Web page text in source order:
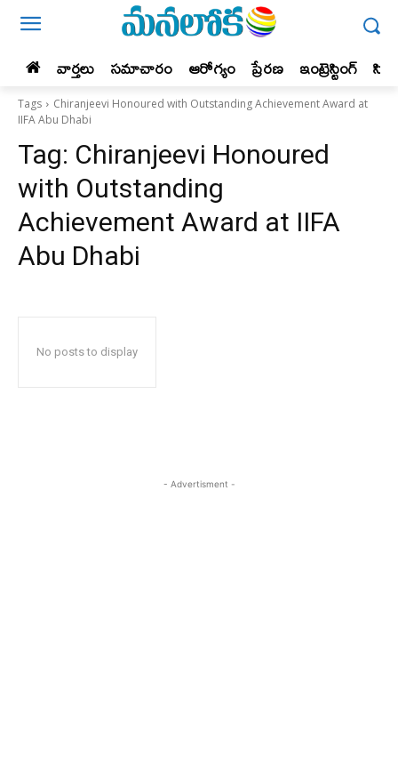
వార్తలు సమాచారం ఆరోగ్యం ప్రేర‌ణ‌ ఇంట్రెస్టింగ్‌
Tags
Chiranjeevi Honoured with Outstanding Achievement Award at
IIFA Abu Dhabi
Tag: Chiranjeevi Honoured
with Outstanding
Achievement Award at IIFA
Abu Dhabi
No posts to display
- Advertisment -